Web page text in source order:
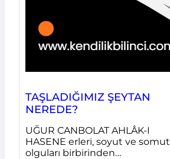
TAŞLADIĞIMIZ ŞEYTAN
NEREDE?
UĞUR CANBOLAT AHLÂK-I
HASENE erleri, soyut ve somut
olguları birbirinden…